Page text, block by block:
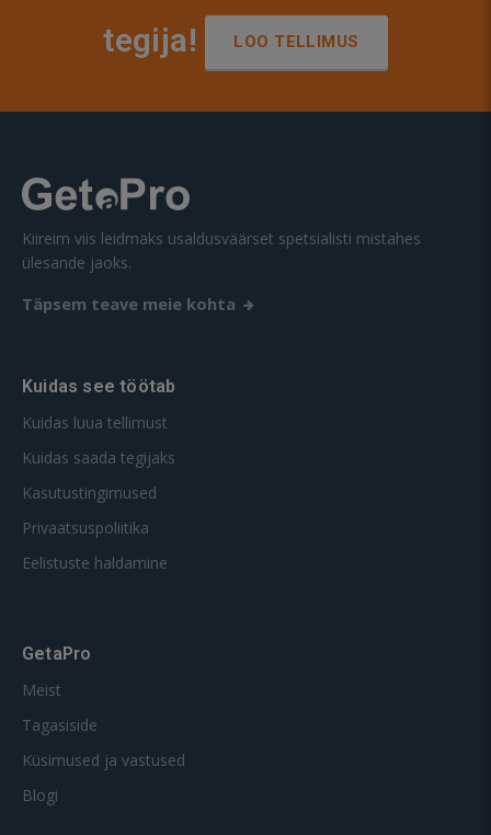
tegija!
LOO TELLIMUS
Kiireim viis leidmaks usaldusväärset spetsialisti mistahes
ülesande jaoks.
Täpsem teave meie kohta
Kuidas see töötab
Kuidas luua tellimust
Kuidas saada tegijaks
Kasutustingimused
Privaatsuspoliitika
Eelistuste haldamine
GetaPro
Meist
Tagasiside
Küsimused ja vastused
Blogi